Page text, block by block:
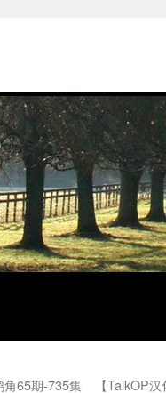
角65期-735集 【TalkOP